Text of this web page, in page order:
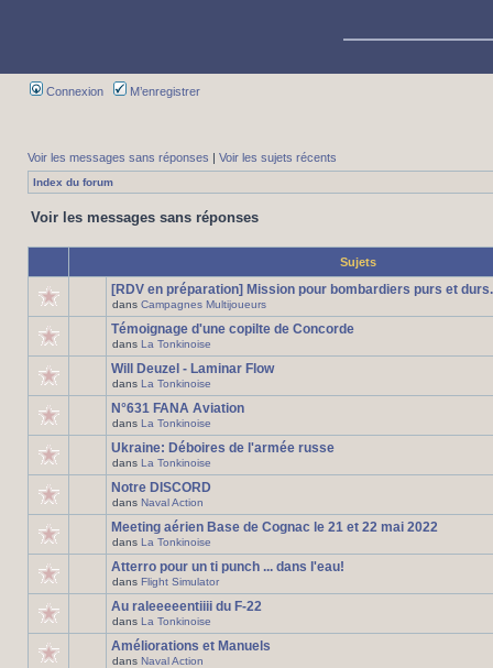
Connexion M’enregistrer
Voir les messages sans réponses | Voir les sujets récents
Index du forum
Voir les messages sans réponses
Sujets
[RDV en préparation] Mission pour bombardiers purs et durs.
dans Campagnes Multijoueurs
Témoignage d'une copilte de Concorde
dans La Tonkinoise
Will Deuzel - Laminar Flow
dans La Tonkinoise
N°631 FANA Aviation
dans La Tonkinoise
Ukraine: Déboires de l'armée russe
dans La Tonkinoise
Notre DISCORD
dans Naval Action
Meeting aérien Base de Cognac le 21 et 22 mai 2022
dans La Tonkinoise
Atterro pour un ti punch ... dans l'eau!
dans Flight Simulator
Au raleeeeentiiii du F-22
dans La Tonkinoise
Améliorations et Manuels
dans Naval Action